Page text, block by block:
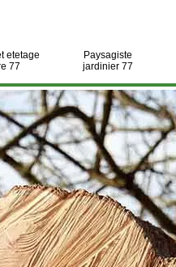
etetage
77
Paysagiste
jardinier 77